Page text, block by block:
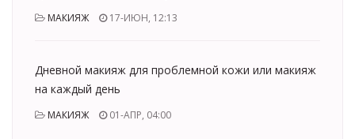
МАКИЯЖ 17-ИЮН, 12:13
Дневной макияж для проблемной кожи или макияж
на каждый день
МАКИЯЖ 01-АПР, 04:00